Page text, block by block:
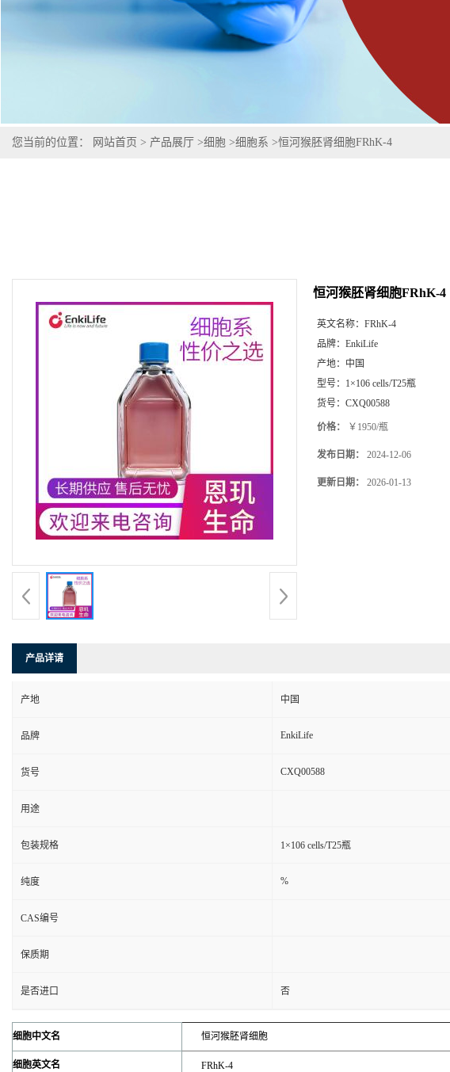
您当前的位置： 网站首页 > 产品展厅 >细胞 >细胞系 >恒河猴胚肾细胞FRhK-4
恒河猴胚肾细胞FRhK-4
英文名称： FRhK-4
品牌： EnkiLife
产地： 中国
型号： 1×106 cells/T25瓶
货号： CXQ00588
价格： ￥1950/瓶
发布日期： 2024-12-06
更新日期： 2026-01-13
产品详请
产地 中国
品牌 EnkiLife
货号 CXQ00588
用途
包装规格 1×106 cells/T25瓶
纯度 %
CAS编号
保质期
是否进口 否
细胞中文名 恒河猴胚肾细胞
细胞英文名 FRhK-4